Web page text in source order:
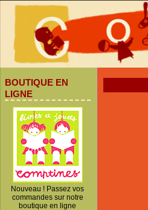
BOUTIQUE EN
LIGNE
Nouveau ! Passez vos
commandes sur notre
boutique en ligne